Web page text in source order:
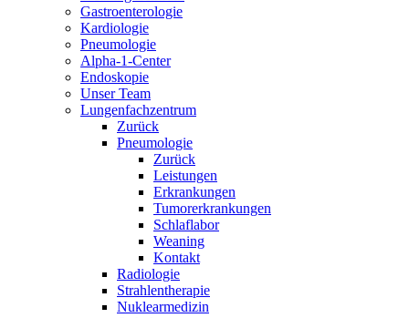
Gastroenterologie
Kardiologie
Pneumologie
Alpha-1-Center
Endoskopie
Unser Team
Lungenfachzentrum
Zurück
Pneumologie
Zurück
Leistungen
Erkrankungen
Tumorerkrankungen
Schlaflabor
Weaning
Kontakt
Radiologie
Strahlentherapie
Nuklearmedizin